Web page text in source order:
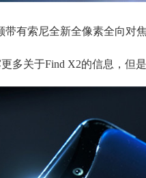
带有索尼全新全像素全向对
多关于Find X2的信息，但